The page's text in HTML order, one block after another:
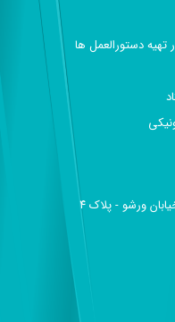
دستورالعمل ها
ورشو - پلاک ۴